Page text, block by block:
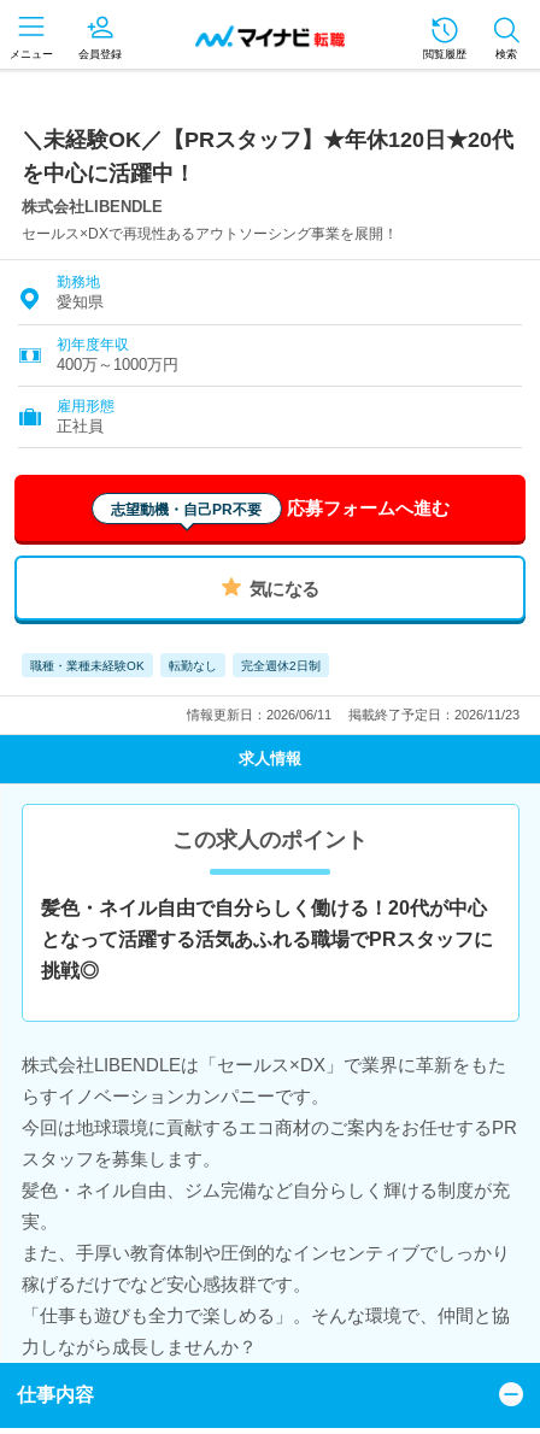
メニュー 会員登録 閲覧履歴 検索
＼未経験OK／【PRスタッフ】★年休120日★20代
を中心に活躍中！
株式会社LIBENDLE
セールス×DXで再現性あるアウトソーシング事業を展開！
勤務地
愛知県
初年度年収
400万～1000万円
雇用形態
正社員
志望動機・自己PR不要 応募フォームへ進む
気になる
職種・業種未経験OK 転勤なし 完全週休2日制
情報更新日：2026/06/11 掲載終了予定日：2026/11/23
求人情報
この求人のポイント
髪色・ネイル自由で自分らしく働ける！20代が中心
となって活躍する活気あふれる職場でPRスタッフに
挑戦◎
株式会社LIBENDLEは「セールス×DX」で業界に革新をもた
らすイノベーションカンパニーです。
今回は地球環境に貢献するエコ商材のご案内をお任せするPR
スタッフを募集します。
髪色・ネイル自由、ジム完備など自分らしく輝ける制度が充
実。
また、手厚い教育体制や圧倒的なインセンティブでしっかり
稼げるだけでなど安心感抜群です。
「仕事も遊びも全力で楽しめる」。そんな環境で、仲間と協
力しながら成長しませんか？
仕事内容